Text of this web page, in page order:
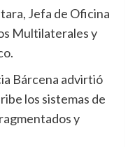
Jefa de Oficina
Multilaterales y
Bárcena advirtió
los sistemas de
y